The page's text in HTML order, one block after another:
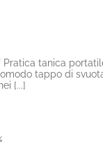
Pratica tanica
tappo di
[...]